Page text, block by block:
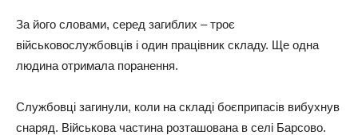
За його словами, серед загиблих – троє
військовослужбовців і один працівник складу. Ще одна
людина отримала поранення.
Службовці загинули, коли на складі боєприпасів вибухнув
снаряд. Військова частина розташована в селі Барсово.